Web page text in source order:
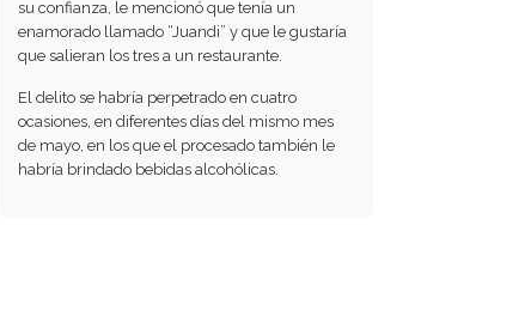
su confianza, le mencionó que tenía un
enamorado llamado “Juandi” y que le gustaría
que salieran los tres a un restaurante.
El delito se habría perpetrado en cuatro
ocasiones, en diferentes días del mismo mes
de mayo, en los que el procesado también le
habría brindado bebidas alcohólicas.